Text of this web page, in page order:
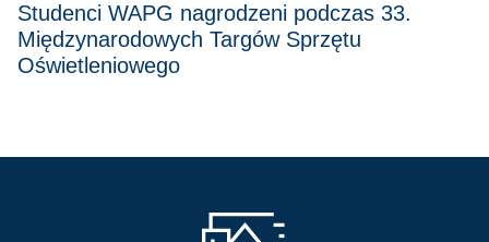
Studenci WAPG nagrodzeni podczas 33.
Międzynarodowych Targów Sprzętu
Oświetleniowego